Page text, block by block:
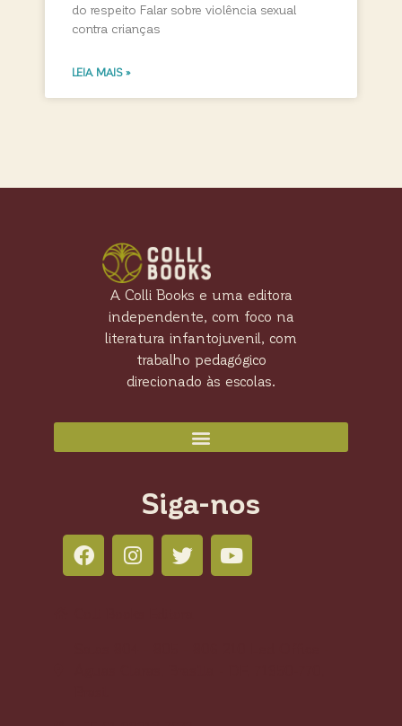
do respeito Falar sobre violência sexual
contra crianças
LEIA MAIS »
A Colli Books e uma editora
independente, com foco na
literatura infantojuvenil, com
trabalho pedagógico
direcionado às escolas.
Siga-nos